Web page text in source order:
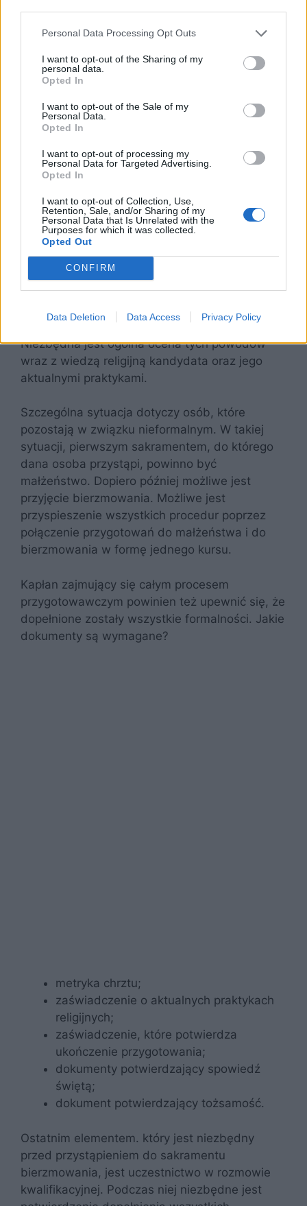
Personal Data Processing Opt Outs
I want to opt-out of the Sharing of my
personal data.
Opted In
I want to opt-out of the Sale of my
Personal Data.
Opted In
I want to opt-out of processing my
Personal Data for Targeted Advertising.
Opted In
I want to opt-out of Collection, Use,
Retention, Sale, and/or Sharing of my
Personal Data that Is Unrelated with the
Purposes for which it was collected.
Opted Out
CONFIRM
Data Deletion Data Access Privacy Policy
Jakie są zadania
kapłana w procesie
przygotowania do
bierzmowania?
Podczas przygotowania do bierzmowania,
niezwykle ważną rolę odgrywa kapłan. Jego
pierwszym zadaniem jest rozmowa dotycząca
powodów rezygnacji z bierzmowania w wieku
nastoletnim – podczas procesu katechizacji.
Niezbędna jest ogólna ocena tych powodów
wraz z wiedzą religijną kandydata oraz jego
aktualnymi praktykami.
Szczególna sytuacja dotyczy osób, które
pozostają w związku nieformalnym. W takiej
sytuacji, pierwszym sakramentem, do którego
dana osoba przystąpi, powinno być
małżeństwo. Dopiero później możliwe jest
przyjęcie bierzmowania. Możliwe jest
przyspieszenie wszystkich procedur poprzez
połączenie przygotowań do małżeństwa i do
bierzmowania w formę jednego kursu.
Kapłan zajmujący się całym procesem
przygotowawczym powinien też upewnić się, że
dopełnione zostały wszystkie formalności. Jakie
dokumenty są wymagane?
metryka chrztu;
zaświadczenie o aktualnych praktykach
religijnych;
zaświadczenie, które potwierdza
ukończenie przygotowania;
dokumenty potwierdzający spowiedź
świętą;
dokument potwierdzający tożsamość.
Ostatnim elementem. który jest niezbędny
przed przystąpieniem do sakramentu
bierzmowania, jest uczestnictwo w rozmowie
kwalifikacyjnej. Podczas niej niezbędne jest